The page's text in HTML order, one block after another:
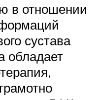
в отношении
сустава
обладает